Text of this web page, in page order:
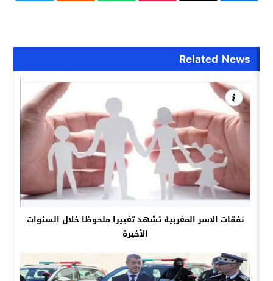
Related News
نفقات الاسر المغربية تشهد تغييرا ملحوظا خلال السنوات
الأخيرة